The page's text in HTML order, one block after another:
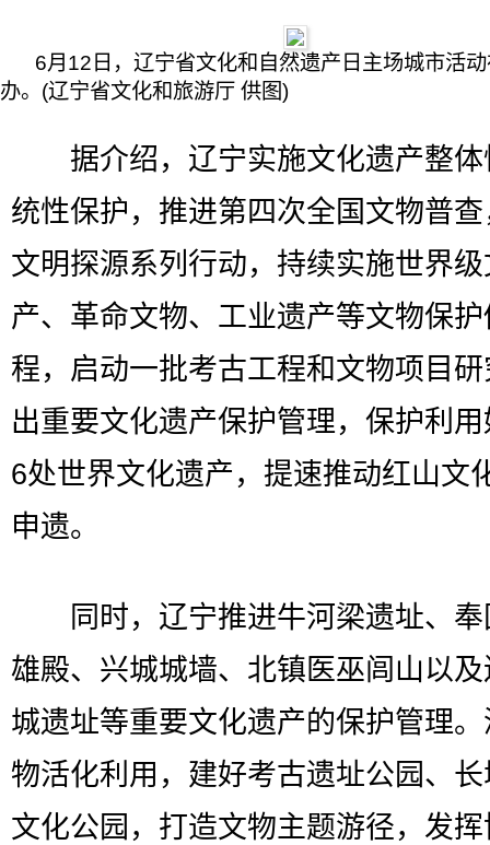
6月12日，辽宁省文化和自然遗产日主场城市活
办。(辽宁省文化和旅游厅 供图)
据介绍，辽宁实施文化遗产整体
统性保护，推进第四次全国文物普
文明探源系列行动，持续实施世界
产、革命文物、工业遗产等文物保
程，启动一批考古工程和文物项目
出重要文化遗产保护管理，保护利
6处世界文化遗产，提速推动红山文
申遗。
同时，辽宁推进牛河梁遗址、奉
雄殿、兴城城墙、北镇医巫闾山以
城遗址等重要文化遗产的保护管理
物活化利用，建好考古遗址公园、
文化公园，打造文物主题游径，发